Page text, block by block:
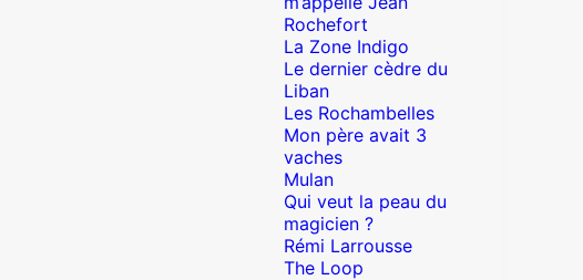
Rochefort
La Zone Indigo
Le dernier cèdre du
Liban
Les Rochambelles
Mon père avait 3
vaches
Mulan
Qui veut la peau du
magicien ?
Rémi Larrousse
The Loop